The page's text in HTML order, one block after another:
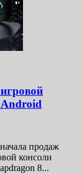
Android
продаж
консоли
8...